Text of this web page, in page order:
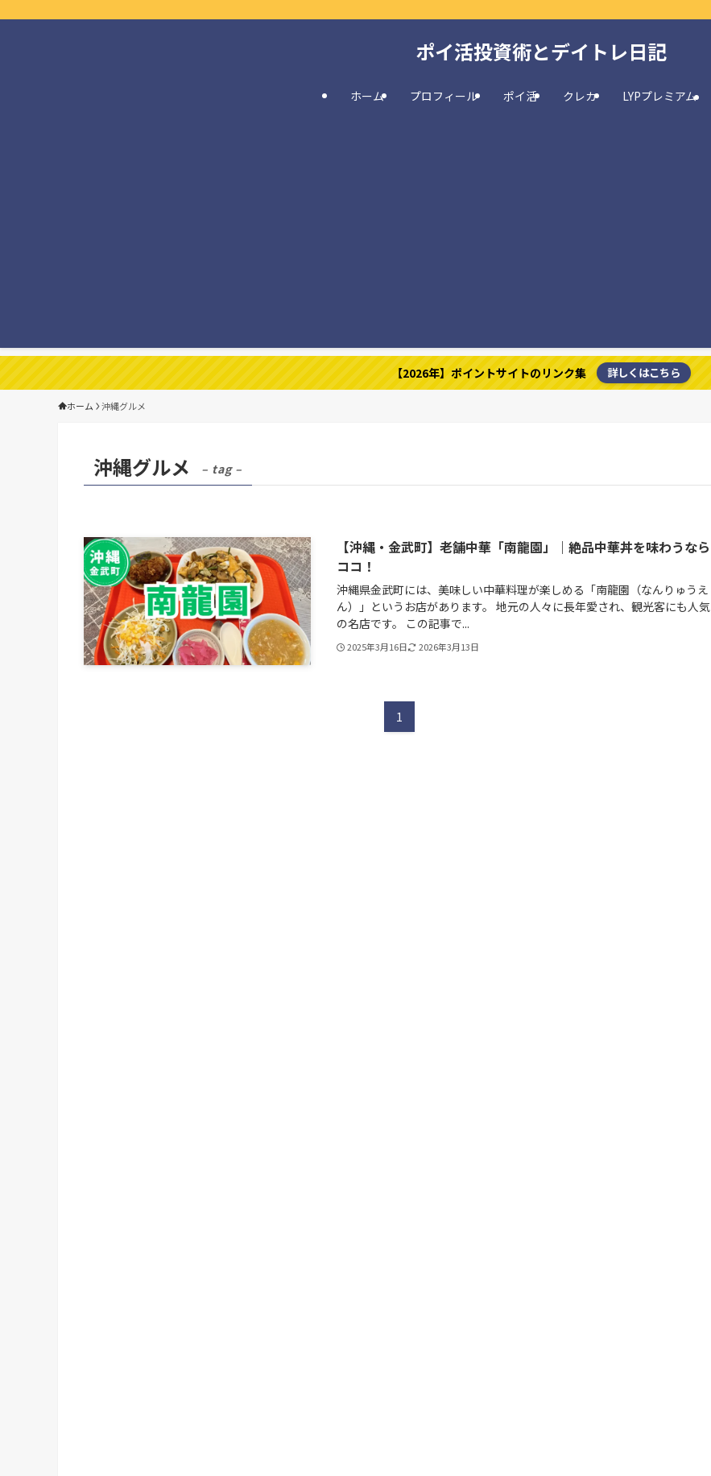
ポイ活投資術とデイトレ日記
ホーム プロフィール ポイ活 クレカ LYPプレミアム
【2026年】ポイントサイトのリンク集 詳しくはこちら
ホーム 沖縄グルメ
沖縄グルメ – tag –
【沖縄・金武町】老舗中華「南龍園」｜絶品中華丼を味わうなら
ココ！
沖縄県金武町には、美味しい中華料理が楽しめる「南龍園（なんりゅうえ
ん）」というお店があります。 地元の人々に長年愛され、観光客にも人気
の名店です。 この記事で...
2025年3月16日 2026年3月13日
1